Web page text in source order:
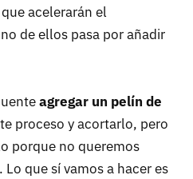
acelerarán el
de ellos pasa por añadir
agregar un pelín de
proceso y acortarlo, pero
porque no queremos
que sí vamos a hacer es